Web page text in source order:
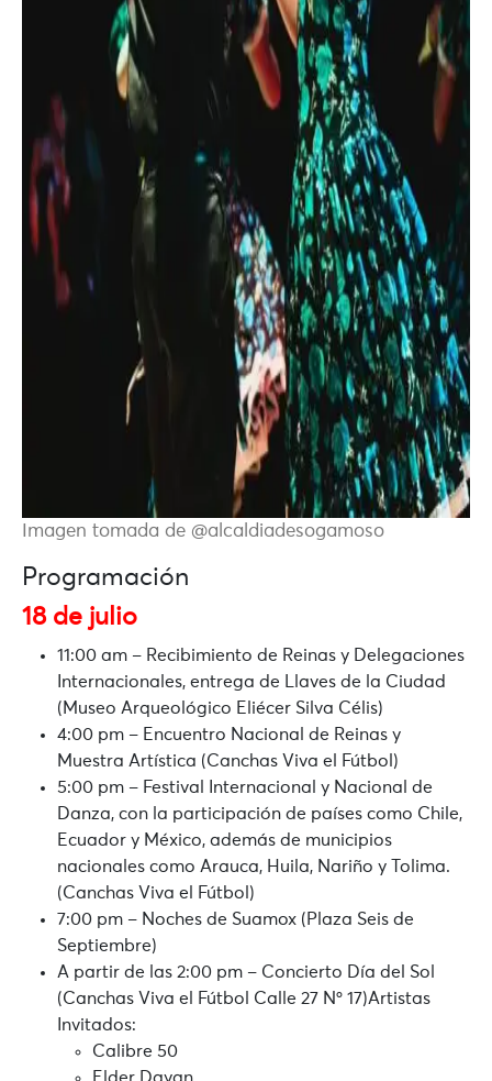
Imagen tomada de @alcaldiadesogamoso
Programación
18 de julio
11:00 am – Recibimiento de Reinas y Delegaciones
Internacionales, entrega de Llaves de la Ciudad
(Museo Arqueológico Eliécer Silva Célis)
4:00 pm – Encuentro Nacional de Reinas y
Muestra Artística (Canchas Viva el Fútbol)
5:00 pm – Festival Internacional y Nacional de
Danza, con la participación de países como Chile,
Ecuador y México, además de municipios
nacionales como Arauca, Huila, Nariño y Tolima.
(Canchas Viva el Fútbol)
7:00 pm – Noches de Suamox (Plaza Seis de
Septiembre)
A partir de las 2:00 pm – Concierto Día del Sol
(Canchas Viva el Fútbol Calle 27 Nº 17)Artistas
Invitados:
Calibre 50